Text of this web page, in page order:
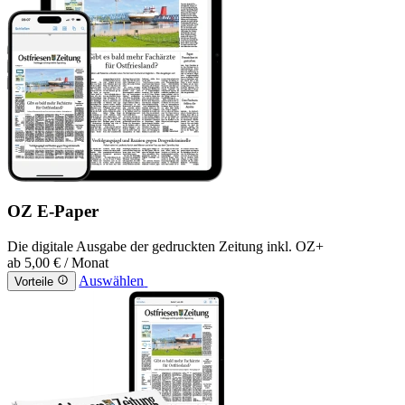
OZ E-Paper
Die digitale Ausgabe der gedruckten Zeitung inkl. OZ+
ab 5,00 € / Monat
Vorteile Auswählen